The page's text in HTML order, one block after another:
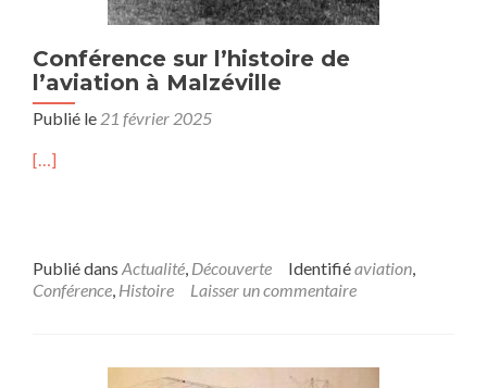
Conférence sur l’histoire de
l’aviation à Malzéville
Publié le 21 février 2025
[…]
Publié dans Actualité, Découverte Identifiéaviation,
Conférence, Histoire Laisser un commentaire